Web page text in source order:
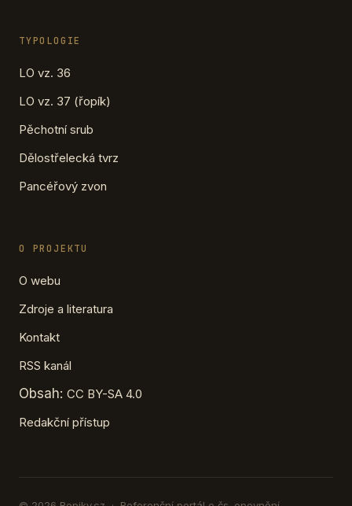
TYPOLOGIE
LO vz. 36
LO vz. 37 (řopík)
Pěchotní srub
Dělostřelecká tvrz
Pancéřový zvon
O PROJEKTU
O webu
Zdroje a literatura
Kontakt
RSS kanál
Obsah: CC BY-SA 4.0
Redakční přístup